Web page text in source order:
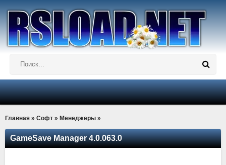
Главная » Софт » Менеджеры »
GameSave Manager 4.0.063.0